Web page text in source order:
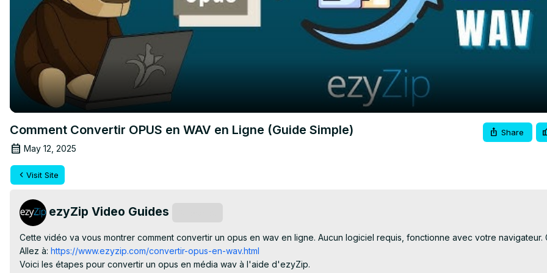
Comment Convertir OPUS en WAV en Ligne (Guide Simple)
May 12, 2025
Share
Visit Site
ezyZip Video Guides
Cette vidéo va vous montrer comment convertir un opus en wav en ligne. Aucun logiciel requis, fonctionne avec votre navigateur.
Allez à: https://www.ezyzip.com/convertir-opus-en-wav.html
Voici les étapes pour convertir un opus en média wav à l'aide d'ezyZip.